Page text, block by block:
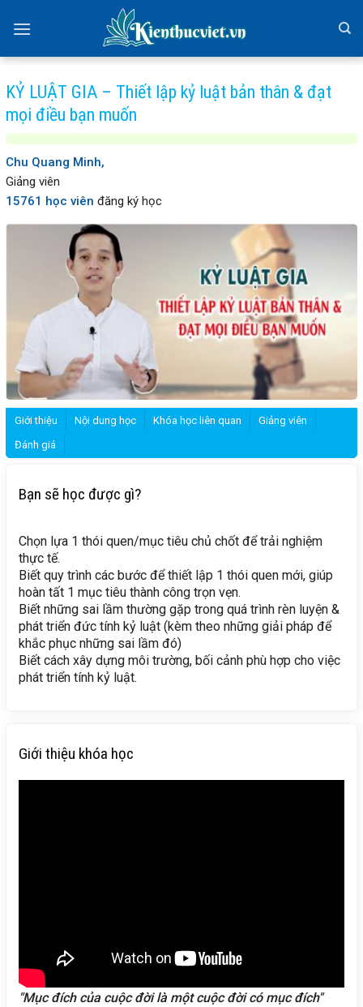
KỶ LUẬT GIA – Thiết lập kỷ luật bản thân & đạt
mọi điều bạn muốn
Chu Quang Minh,
Giảng viên
15761 học viên đăng ký học
Giới thiệu Nội dung học Khóa học liên quan
Giảng viên
Đánh giá
Bạn sẽ học được gì?
Chọn lựa 1 thói quen/mục tiêu chủ chốt để trải nghiệm
thực tế.
Biết quy trình các bước để thiết lập 1 thói quen mới, giúp
hoàn tất 1 mục tiêu thành công trọn vẹn.
Biết những sai lầm thường gặp trong quá trình rèn luyện &
phát triển đức tính kỷ luật (kèm theo những giải pháp để
khắc phục những sai lầm đó)
Biết cách xây dựng môi trường, bối cảnh phù hợp cho việc
phát triển tính kỷ luật.
Giới thiệu khóa học
"Mục đích của cuộc đời là một cuộc đời có mục đích"